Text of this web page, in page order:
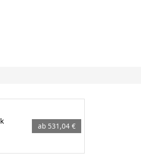
ab 531,04 €